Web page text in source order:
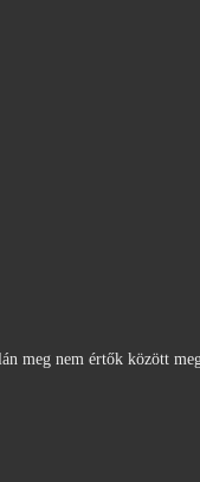
meg nem értők között